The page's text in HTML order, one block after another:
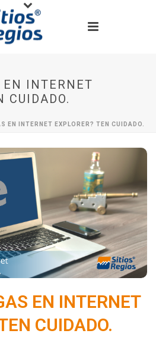
EN INTERNET
CUIDADO.
EN INTERNET EXPLORER? TEN CUIDADO.
EN INTERNET
CUIDADO.